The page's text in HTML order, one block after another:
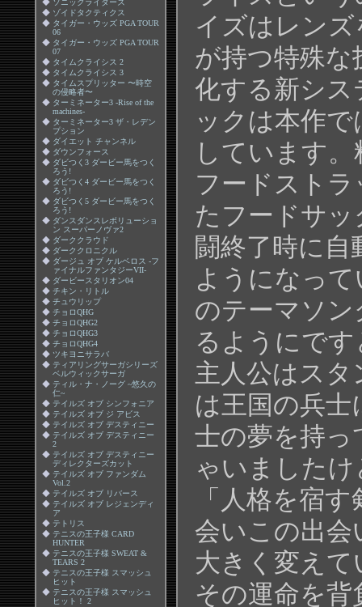
◆ ソニックライダーズ
◆ ゾイドタクティクス
◆ タイガー・ウッズ PGA TOUR
06
◆ タイガー・ウッズ PGA TOUR
07
◆ タイムクライシス 2
◆ タイムクライシス 3
◆ タイムスプリッター 〜時空
の侵略者〜
◆ ターミネーター3 -Rise of the
machines-
◆ ターミネーター3 ザ・レデン
プション
◆ ダイエット チャンネル
◆ ダウンフォース
◆ ダビつく3 ダービー馬をつく
ろう!
◆ ダビつく4 ダービー馬をつく
ろう!
◆ ダビつく5 ダービー馬をつく
ろう!
◆ ダンスダンスレボリューショ
ン スーパーノヴァ2
◆ ダーククラウド
◆ ダーククロニクル
◆ ダージュ オブ ケルベロス -フ
ァイナルファンタジーVII-
◆ ダービースタリオン04
◆ チキン・リトル
◆ チュウリップ
◆ チョロQHG
◆ チョロQHG2
◆ チョロQHG3
◆ チョロQHG4
◆ ツキヨニサラバ
◆ ティアリングサーガシリーズ
ベルウィックサーガ
◆ ティル・ナ・ノーグ ~悠久の
仁~
◆ テイルズ オブ シンフォニア
◆ テイルズ オブ ジ アビス
◆ テイルズ オブ デスティニー
◆ テイルズ オブ デスティニー
2
◆ テイルズ オブ デスティニー
ディレクターズカット
◆ テイルズ オブ ファンダム
Vol.2
◆ テイルズ オブ リバース
◆ テイルズ オブ レジェンディ
ア
◆ テトリス
◆ テニスの王子様 CARD
HUNTER
◆ テニスの王子様 SWEAT &
TEARS 2
◆ テニスの王子様 スマッシュ
ヒット
◆ テニスの王子様 スマッシュ
ヒット！ 2
イズはレン
が持つ特殊
化する新シ
ックは本作
しています
フードスト
たフードサ
闘終了時に
ようになっ
のテーマソン
るようにで
主人公はス
は王国の兵
士の夢を持っ
ゃいました
「人格を宿
会いこの出
大きく変え
その運命を